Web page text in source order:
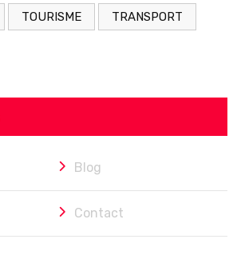
TOURISME TRANSPORT
Blog
Contact